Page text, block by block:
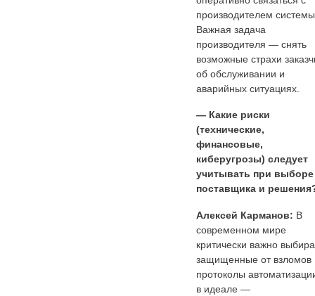
производителем
Важная задача
производителя — снять
возможные страхи
об обслуживании и
аварийных ситуациях.
— Какие риски
(технические,
финансовые,
киберугрозы) следует
учитывать при выборе
поставщика и
Алексей Карманов: В
современном мире
критически важно
защищенные от взломов
протоколы
в идеале —